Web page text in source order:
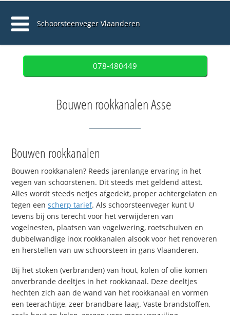
Schoorsteenveger Vlaanderen
078-480449
Bouwen rookkanalen Asse
Bouwen rookkanalen
Bouwen rookkanalen? Reeds jarenlange ervaring in het
vegen van schoorstenen. Dit steeds met geldend attest.
Alles wordt steeds netjes afgedekt, proper achtergelaten en
tegen eenscherp tarief. Als schoorsteenveger kunt U
tevens bij ons terecht voor het verwijderen van
vogelnesten, plaatsen van vogelwering, roetschuiven en
dubbelwandige inox rookkanalen alsook voor het renoveren
en herstellen van uw schoorsteen in gans Vlaanderen.
Bij het stoken (verbranden) van hout, kolen of olie komen
onverbrande deeltjes in het rookkanaal. Deze deeltjes
hechten zich aan de wand van het rookkanaal en vormen
een teerachtige, zeer brandbare laag. Vaste brandstoffen,